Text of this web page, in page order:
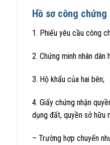
Hồ sơ công chứng
1. Phiếu yêu cầu công
2. Chứng minh nhân
3. Hộ khẩu của hai bên;
4. Giấy chứng nhận
dụng đất, quyền sở hữu
– Trường hợp chuyển